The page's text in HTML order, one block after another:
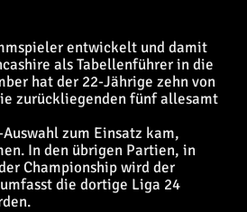
entwickelt und damit
als Tabellenführer in die
hat der 22-Jährige zehn von
zurückliegenden fünf allesamt
zum Einsatz kam,
In den übrigen Partien, in
Championship wird der
die dortige Liga 24